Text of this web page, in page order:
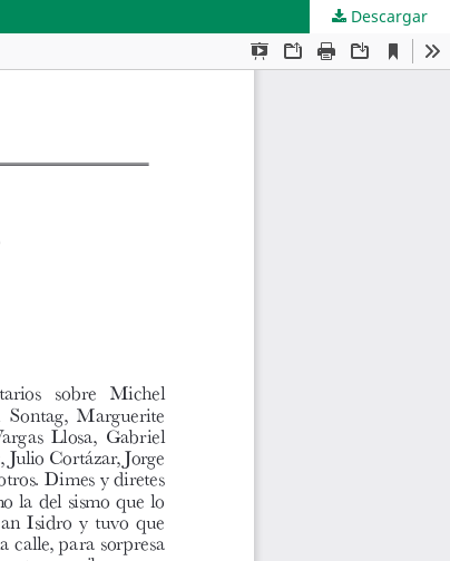
Descargar